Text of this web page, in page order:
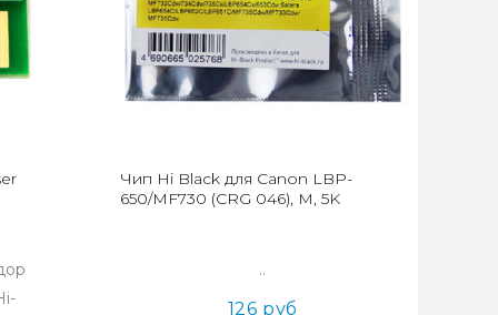
Чип Hi Black для Canon LBP-
650/MF730 (CRG 046), M, 5K
..
126 руб